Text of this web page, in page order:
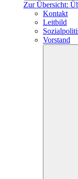
Zur Übersicht:
Kontakt
Leitbild
Vorstand